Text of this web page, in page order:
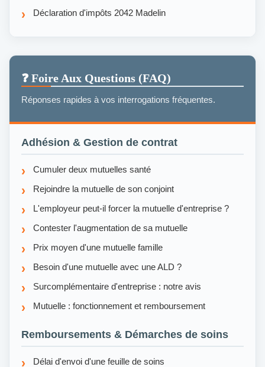
Déclaration d'impôts 2042 Madelin
❓ Foire Aux Questions (FAQ)
Réponses rapides à vos interrogations fréquentes.
Adhésion & Gestion de contrat
Cumuler deux mutuelles santé
Rejoindre la mutuelle de son conjoint
L'employeur peut-il forcer la mutuelle d'entreprise ?
Contester l'augmentation de sa mutuelle
Prix moyen d'une mutuelle famille
Besoin d'une mutuelle avec une ALD ?
Surcomplémentaire d'entreprise : notre avis
Mutuelle : fonctionnement et remboursement
Remboursements & Démarches de soins
Délai d'envoi d'une feuille de soins